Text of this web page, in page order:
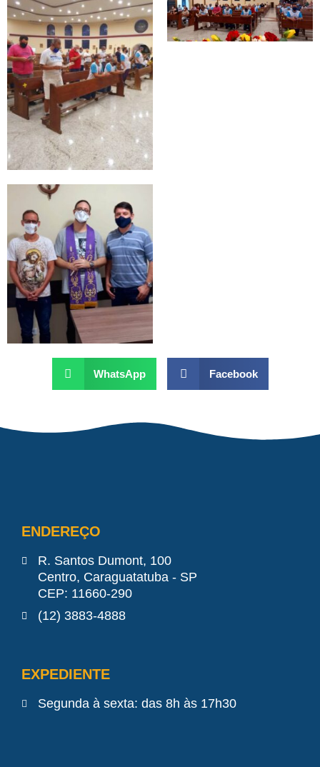
WhatsApp Facebook
ENDEREÇO
R. Santos Dumont, 100
Centro, Caraguatatuba - SP
CEP: 11660-290
(12) 3883-4888
EXPEDIENTE
Segunda à sexta: das 8h às 17h30